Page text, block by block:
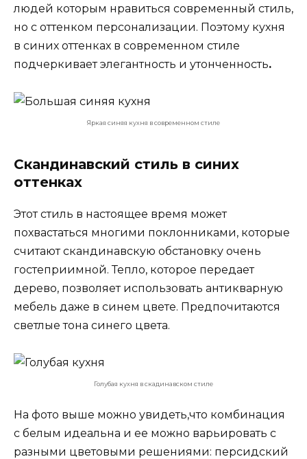
людей которым нравиться современный стиль,
но с оттенком персонализации. Поэтому кухня
в синих оттенках в современном стиле
подчеркивает элегантность и утонченность.
Яркая синяя кухня в современном стиле
Скандинавский стиль в синих
оттенках
Этот стиль в настоящее время может
похвастаться многими поклонниками, которые
считают скандинавскую обстановку очень
гостеприимной. Тепло, которое передает
дерево, позволяет использовать антикварную
мебель даже в синем цвете. Предпочитаются
светлые тона синего цвета.
Голубая кухня в скадинавском стиле
На фото выше можно увидеть,что комбинация
с белым идеальна и ее можно варьировать с
разными цветовыми решениями: персидский